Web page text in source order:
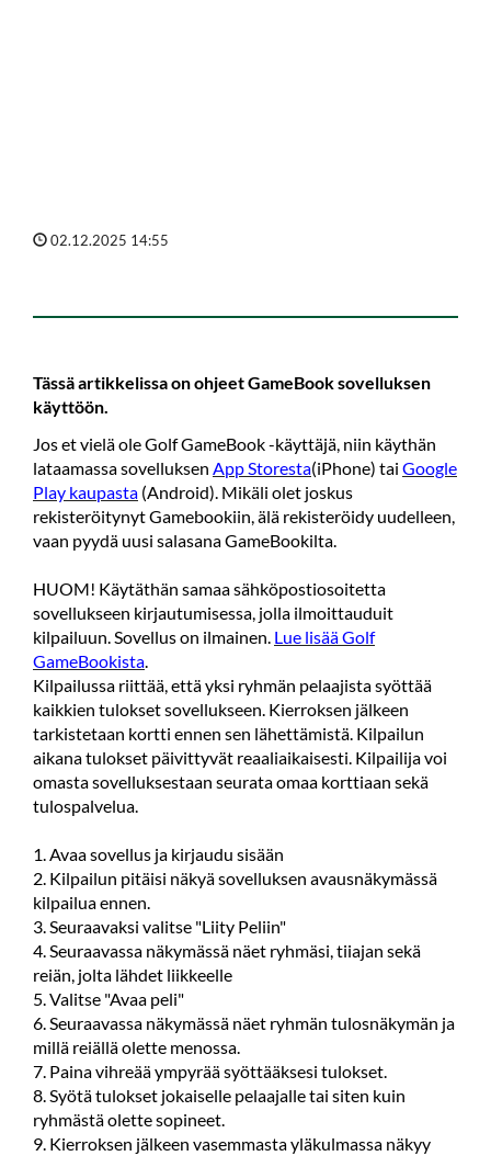
02.12.2025 14:55
Tässä artikkelissa on ohjeet GameBook sovelluksen
käyttöön.
Jos et vielä ole Golf GameBook -käyttäjä, niin käythän
lataamassa sovelluksen App Storesta(iPhone) tai Google
Play kaupasta (Android). Mikäli olet joskus
rekisteröitynyt Gamebookiin, älä rekisteröidy uudelleen,
vaan pyydä uusi salasana GameBookilta.
HUOM! Käytäthän samaa sähköpostiosoitetta
sovellukseen kirjautumisessa, jolla ilmoittauduit
kilpailuun. Sovellus on ilmainen. Lue lisää Golf
GameBookista.
Kilpailussa riittää, että yksi ryhmän pelaajista syöttää
kaikkien tulokset sovellukseen. Kierroksen jälkeen
tarkistetaan kortti ennen sen lähettämistä. Kilpailun
aikana tulokset päivittyvät reaaliaikaisesti. Kilpailija voi
omasta sovelluksestaan seurata omaa korttiaan sekä
tulospalvelua.
1. Avaa sovellus ja kirjaudu sisään
2. Kilpailun pitäisi näkyä sovelluksen avausnäkymässä
kilpailua ennen.
3. Seuraavaksi valitse "Liity Peliin"
4. Seuraavassa näkymässä näet ryhmäsi, tiiajan sekä
reiän, jolta lähdet liikkeelle
5. Valitse "Avaa peli"
6. Seuraavassa näkymässä näet ryhmän tulosnäkymän ja
millä reiällä olette menossa.
7. Paina vihreää ympyrää syöttääksesi tulokset.
8. Syötä tulokset jokaiselle pelaajalle tai siten kuin
ryhmästä olette sopineet.
9. Kierroksen jälkeen vasemmasta yläkulmassa näkyy